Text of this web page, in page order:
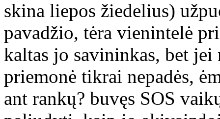
skina liepos žiedelius)
pavadžio, tėra vienintelė
kaltas jo savininkas, bet
priemonė tikrai nepadės,
ant rankų? buvęs SOS